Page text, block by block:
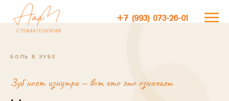
+7 (993) 073-26-01
+7 (993) 073-26-01
БОЛЬ В ЗУБЕ
Зуб ноет изнутри — вот что это означает